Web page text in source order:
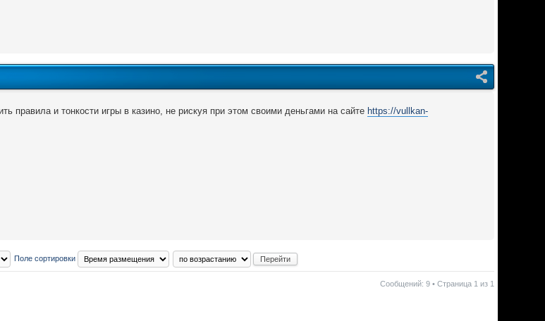
правила и тонкости игры в казино, не рискуя при этом своими деньгами на сайте https://vullkan-
Поле сортировки
Сообщений: 9 • Страница 1из 1